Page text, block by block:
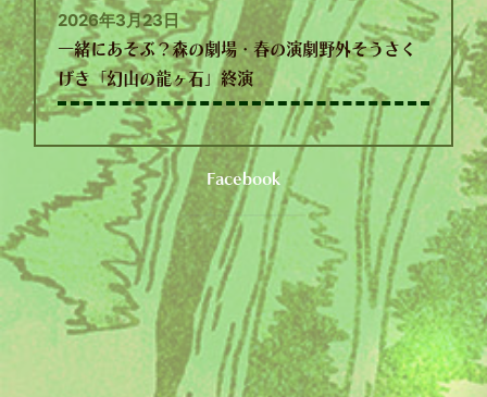
2026年3月23日
一緒にあそぶ？森の劇場・春の演劇野外そうさく
げき「幻山の龍ヶ石」終演
Facebook